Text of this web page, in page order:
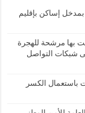
بمدخل إساكن بإقليم
بها مرشحة للهجرة
شبكات التواصل
باستعمال الكسر